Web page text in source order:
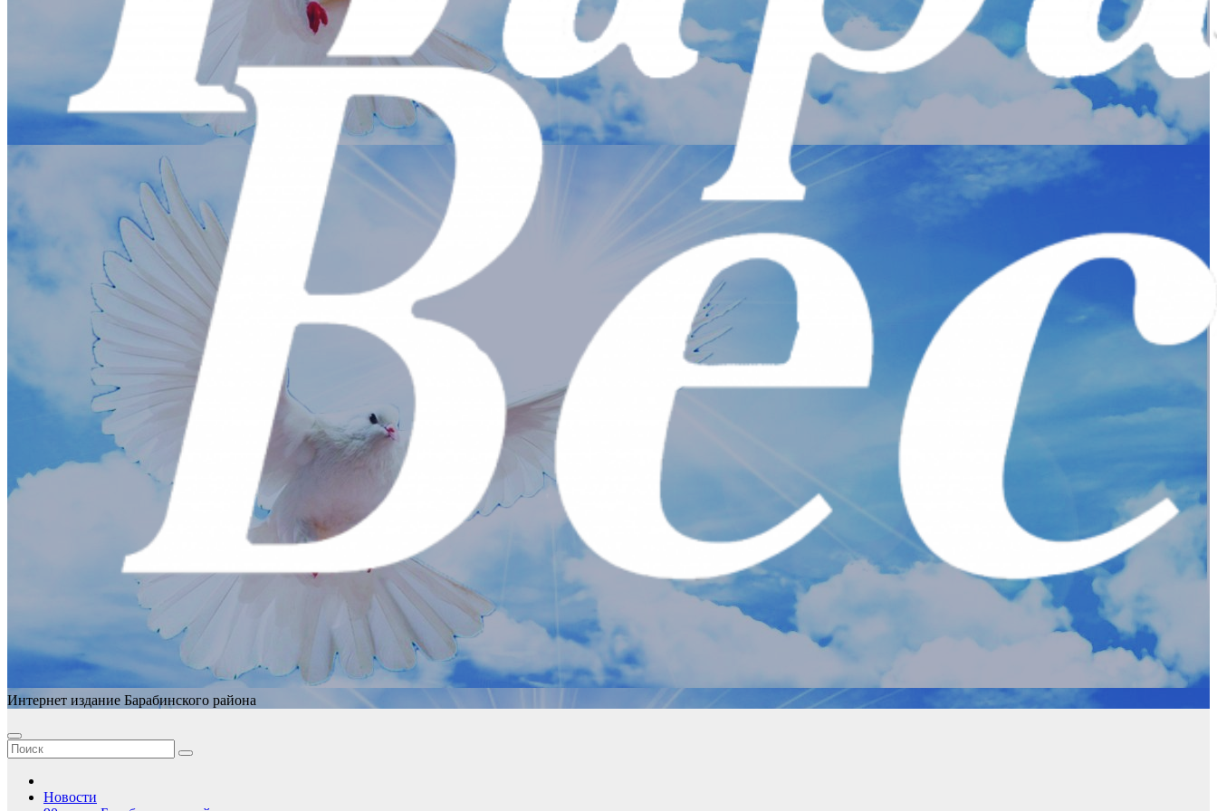
Интернет издание Барабинского района
Новости